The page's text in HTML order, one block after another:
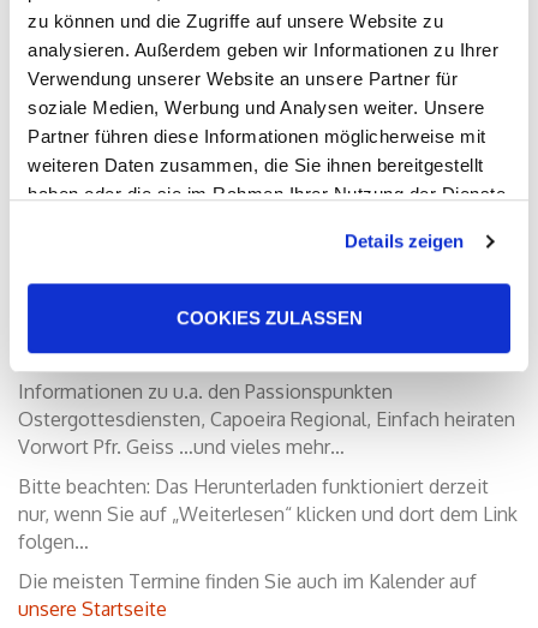
zu können und die Zugriffe auf unsere Website zu
analysieren. Außerdem geben wir Informationen zu Ihrer
Verwendung unserer Website an unsere Partner für
soziale Medien, Werbung und Analysen weiter. Unsere
Partner führen diese Informationen möglicherweise mit
weiteren Daten zusammen, die Sie ihnen bereitgestellt
haben oder die sie im Rahmen Ihrer Nutzung der Dienste
Cookies, wenn Sie unsere Webseite weiterhin nutzen.
Details zeigen
COOKIES ZULASSEN
Lesen und runterladen bereit.
Informationen zu u.a. den Passionspunkten
Ostergottesdiensten, Capoeira Regional, Einfach heiraten
Vorwort Pfr. Geiss …und vieles mehr…
Bitte beachten: Das Herunterladen funktioniert derzeit
nur, wenn Sie auf „Weiterlesen“ klicken und dort dem Link
folgen…
Die meisten Termine finden Sie auch im Kalender auf
unsere Startseite